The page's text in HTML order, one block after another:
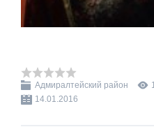
Адмиралтейский район
14.01.2016